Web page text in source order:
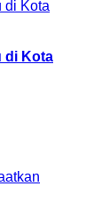
di Kota